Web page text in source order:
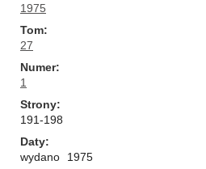
1975
Tom
27
Numer
1
Strony
191-198
Daty
wydano
1975